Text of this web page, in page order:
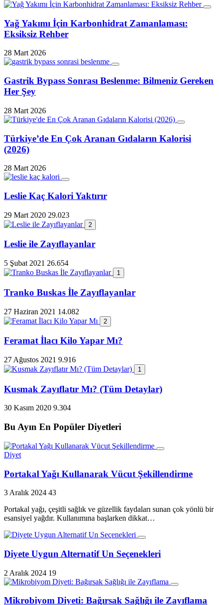
Yağ Yakımı İçin Karbonhidrat Zamanlaması:
Eksiksiz Rehber
28 Mart 2026
Gastrik Bypass Sonrası Beslenme: Bilmeniz Gereken
Her Şey
28 Mart 2026
Türkiye’de En Çok Aranan Gıdaların Kalorisi
(2026)
28 Mart 2026
Leslie Kaç Kalori Yaktırır
29 Mart 2020 29.023
2
Leslie ile Zayıflayanlar
5 Şubat 2021 26.654
1
Tranko Buskas İle Zayıflayanlar
27 Haziran 2021 14.082
2
Feramat İlacı Kilo Yapar Mı?
27 Ağustos 2021 9.916
1
Kusmak Zayıflatır Mı? (Tüm Detaylar)
30 Kasım 2020 9.304
Bu Ayın En Popüler Diyetleri
Diyet
Portakal Yağı Kullanarak Vücut Şekillendirme
3 Aralık 2024 43
Portakal yağı, çeşitli sağlık ve güzellik faydaları sunan çok yönlü bir
esansiyel yağdır. Kullanımına başlarken dikkat…
Diyete Uygun Alternatif Un Seçenekleri
2 Aralık 2024 19
Mikrobiyom Diyeti: Bağırsak Sağlığı ile Zayıflama